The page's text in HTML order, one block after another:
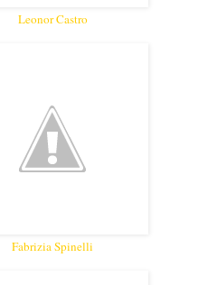
Leonor Castro
Fabrizia Spinelli